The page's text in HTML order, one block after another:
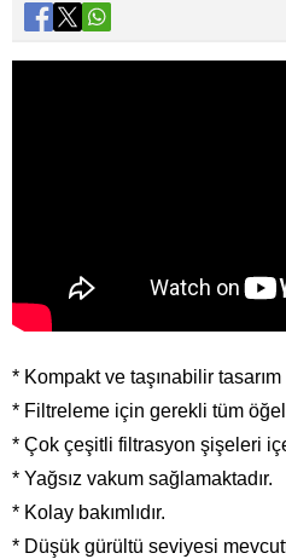
* Kompakt ve taşınabilir
* Filtreleme için gerekli tüm
* Çok çeşitli filtrasyon şişeleri
* Yağsız vakum sağlamaktadır.
* Kolay bakımlıdır.
* Düşük gürültü seviyesi